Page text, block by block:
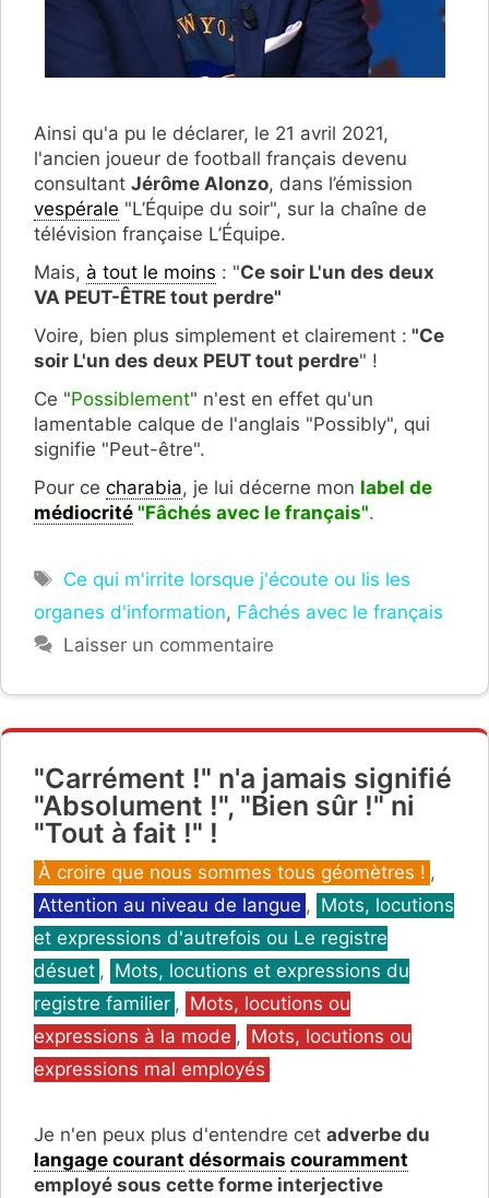
Ainsi qu'a pu le déclarer, le 21 avril 2021,
l'ancien joueur de football français devenu
consultant Jérôme Alonzo, dans l’émission
vespérale "L’Équipe du soir", sur la chaîne de
télévision française L’Équipe.
Mais, à tout le moins : "Ce soir L'un des deux
VA PEUT-ÊTRE tout perdre"
Voire, bien plus simplement et clairement : "Ce
soir L'un des deux PEUT tout perdre" !
Ce "Possiblement" n'est en effet qu'un
lamentable calque de l'anglais "Possibly", qui
signifie "Peut-être".
Pour ce charabia, je lui décerne mon label de
médiocrité "Fâchés avec le français".
Étiquettes
Ce qui m'irrite lorsque j'écoute ou lis les
organes d'information, Fâchés avec le français
Laisser un commentaire
"Carrément !" n'a jamais signifié
"Absolument !", "Bien sûr !" ni
"Tout à fait !" !
Catégories
À croire que nous sommes tous géomètres ! ,
Attention au niveau de langue , Mots, locutions
et expressions d'autrefois ou Le registre
désuet , Mots, locutions et expressions du
registre familier , Mots, locutions ou
expressions à la mode , Mots, locutions ou
expressions mal employés
Je n'en peux plus d'entendre cet adverbe du
langage courant désormais couramment
employé sous cette forme interjective